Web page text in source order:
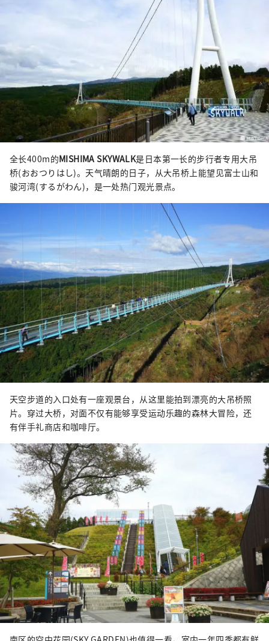
全长400m的MISHIMA SKYWALK是日本第一长的步行者专用大吊
桥(おおつりはし)。天气晴朗的日子，从大吊桥上能望见富士山和
骏河湾(するがわん)，是一处热门观光景点。
天空步道的入口处有一座观景台，从这里能拍到漂亮的大吊桥照
片。穿过大桥，对面不仅有能够享受运动乐趣的森林大冒险，还
有伴手礼商店和咖啡厅。